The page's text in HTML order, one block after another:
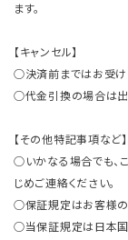
ます。
【キャンセル】
○決済前まではお受け
○代金引換の場合は出
【その他特記事項など】
○いかなる場合でも、
じめご連絡ください。
○保証規定はお客様の
○当保証規定は日本国